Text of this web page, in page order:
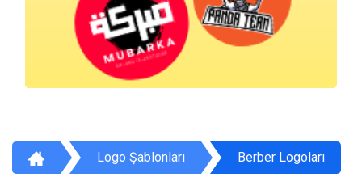
Logo Şablonları Berber Logoları